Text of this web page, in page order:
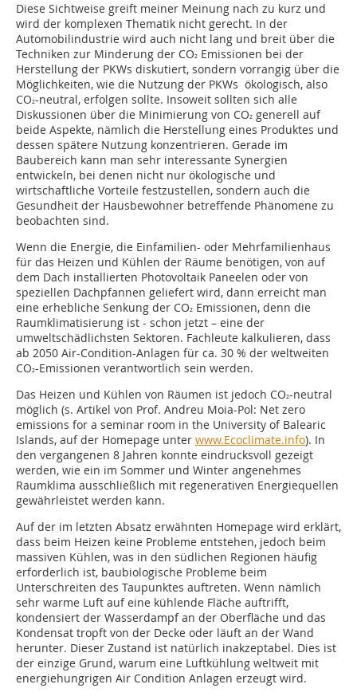
Diese Sichtweise greift meiner Meinung nach zu kurz und
wird der komplexen Thematik nicht gerecht. In der
Automobilindustrie wird auch nicht lang und breit über die
Techniken zur Minderung der CO² Emissionen bei der
Herstellung der PKWs diskutiert, sondern vorrangig über die
Möglichkeiten, wie die Nutzung der PKWs ökologisch, also
CO²-neutral, erfolgen sollte. Insoweit sollten sich alle
Diskussionen über die Minimierung von CO² generell auf
beide Aspekte, nämlich die Herstellung eines Produktes und
dessen spätere Nutzung konzentrieren. Gerade im
Baubereich kann man sehr interessante Synergien
entwickeln, bei denen nicht nur ökologische und
wirtschaftliche Vorteile festzustellen, sondern auch die
Gesundheit der Hausbewohner betreffende Phänomene zu
beobachten sind.
Wenn die Energie, die Einfamilien- oder Mehrfamilienhaus
für das Heizen und Kühlen der Räume benötigen, von auf
dem Dach installierten Photovoltaik Paneelen oder von
speziellen Dachpfannen geliefert wird, dann erreicht man
eine erhebliche Senkung der CO² Emissionen, denn die
Raumklimatisierung ist - schon jetzt – eine der
umweltschädlichsten Sektoren. Fachleute kalkulieren, dass
ab 2050 Air-Condition-Anlagen für ca. 30 % der weltweiten
CO²-Emissionen verantwortlich sein werden.
Das Heizen und Kühlen von Räumen ist jedoch CO²-neutral
möglich (s. Artikel von Prof. Andreu Moia-Pol: Net zero
emissions for a seminar room in the University of Balearic
Islands, auf der Homepage unter www.Ecoclimate.info). In
den vergangenen 8 Jahren konnte eindrucksvoll gezeigt
werden, wie ein im Sommer und Winter angenehmes
Raumklima ausschließlich mit regenerativen Energiequellen
gewährleistet werden kann.
Auf der im letzten Absatz erwähnten Homepage wird erklärt,
dass beim Heizen keine Probleme entstehen, jedoch beim
massiven Kühlen, was in den südlichen Regionen häufig
erforderlich ist, baubiologische Probleme beim
Unterschreiten des Taupunktes auftreten. Wenn nämlich
sehr warme Luft auf eine kühlende Fläche auftrifft,
kondensiert der Wasserdampf an der Oberfläche und das
Kondensat tropft von der Decke oder läuft an der Wand
herunter. Dieser Zustand ist natürlich inakzeptabel. Dies ist
der einzige Grund, warum eine Luftkühlung weltweit mit
energiehungrigen Air Condition Anlagen erzeugt wird.